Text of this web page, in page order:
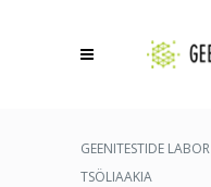
GEENITESTIDE LABOR
TSÖLIAAKIA